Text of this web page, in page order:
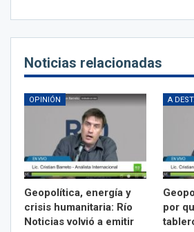
Noticias relacionadas
OPINIÓN
Geopolítica, energía y
crisis humanitaria: Río
Noticias volvió a emitir
A
por